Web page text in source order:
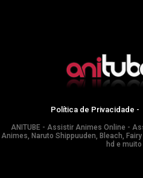
Política de Privacidade -
ANITUBE - Assistir Animes Online -
Animes, Naruto Shippuuden, Bleach,
hd e